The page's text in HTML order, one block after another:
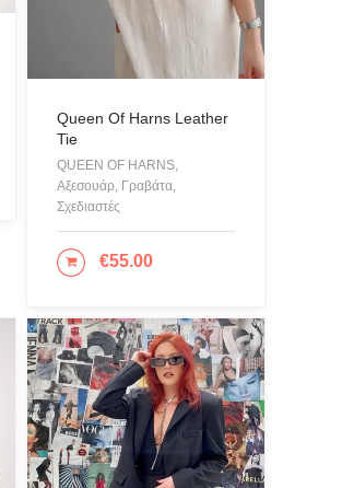
Queen Of Harns Leather
Tie
QUEEN OF HARNS,
Αξεσουάρ, Γραβάτα,
Σχεδιαστές
€55.00
ΠΡΟΣΘΉΚΗ ΣΤΟ ΚΑΛΆΘΙ